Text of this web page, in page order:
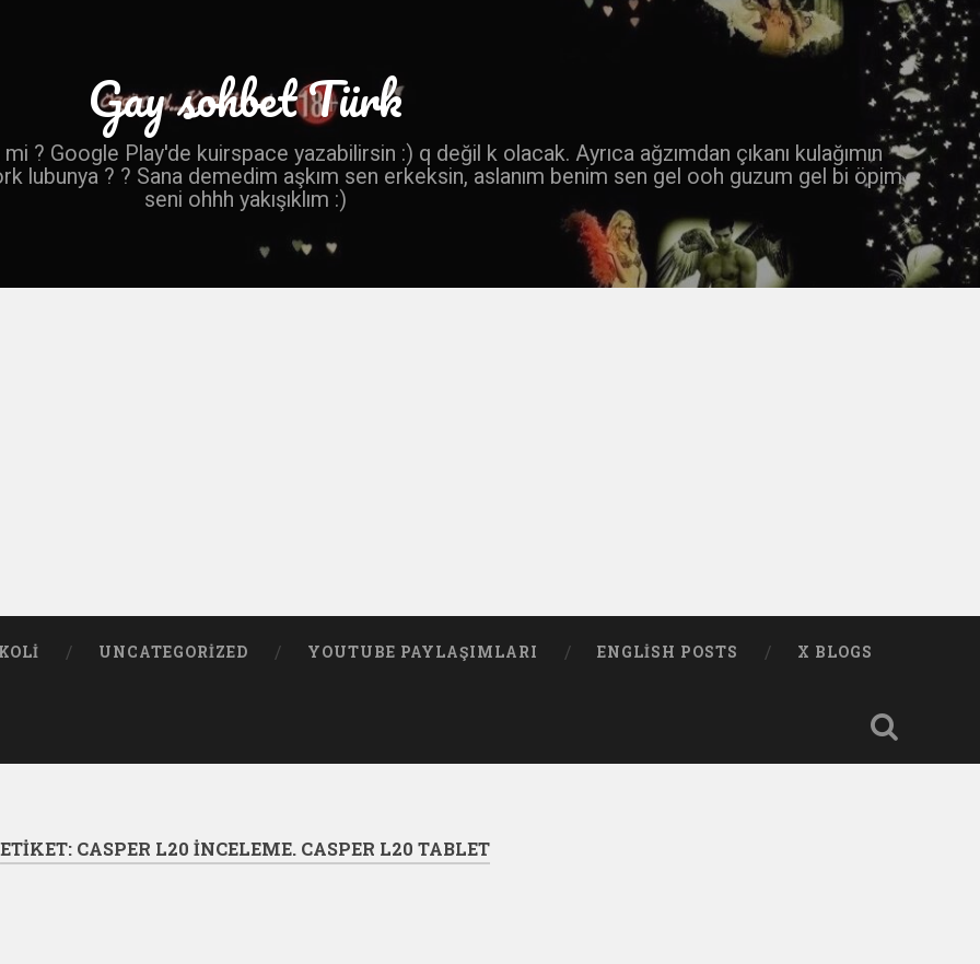
Gay sohbet Türk
? Google Play'de kuirspace yazabilirsin :) q değil k olacak. Ayrıca ağzımdan çıkanı kulağımın
lubunya ? ? Sana demedim aşkım sen erkeksin, aslanım benim sen gel ooh guzum gel bi öpim
seni ohhh yakışıklım :)
UNCATEGORIZED YOUTUBE PAYLAŞIMLARI ENGLISH POSTS X BLOGS
ETIKET: CASPER L20 INCELEME. CASPER L20 TABLET